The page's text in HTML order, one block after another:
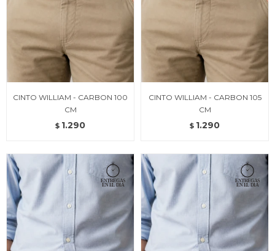
CINTO WILLIAM - CARBON 100
CM
$ 1.290
CINTO WILLIAM - CARBON 105
CM
$ 1.290